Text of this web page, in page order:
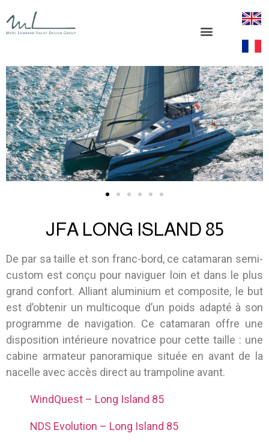
JFA LONG ISLAND 85
De par sa taille et son franc-bord, ce catamaran semi-
custom est conçu pour naviguer loin et dans le plus
grand confort. Alliant aluminium et composite, le but
est d’obtenir un multicoque d’un poids adapté à son
programme de navigation. Ce catamaran offre une
disposition intérieure novatrice pour cette taille : une
cabine armateur panoramique située en avant de la
nacelle avec accès direct au trampoline avant.
WindQuest – Long Island 85
NDS Evolution – Long Island 85